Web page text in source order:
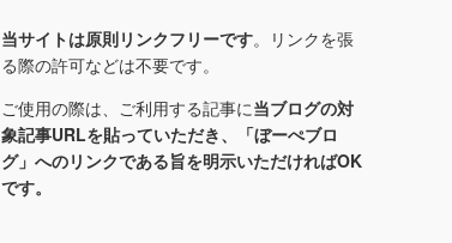
当サイトは原則リンクフリーです。リンクを張
る際の許可などは不要です。
ご使用の際は、ご利用する記事に当ブログの対
象記事URLを貼っていただき、「ぼーぺブロ
グ」へのリンクである旨を明示いただければOK
です。